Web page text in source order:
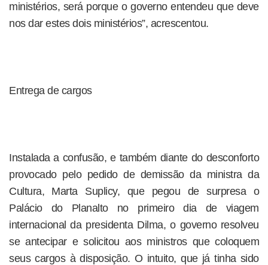
ministérios, será porque o governo entendeu que deve
nos dar estes dois ministérios”, acrescentou.
Entrega de cargos
Instalada a confusão, e também diante do desconforto
provocado pelo pedido de demissão da ministra da
Cultura, Marta Suplicy, que pegou de surpresa o
Palácio do Planalto no primeiro dia de viagem
internacional da presidenta Dilma, o governo resolveu
se antecipar e solicitou aos ministros que coloquem
seus cargos à disposição. O intuito, que já tinha sido